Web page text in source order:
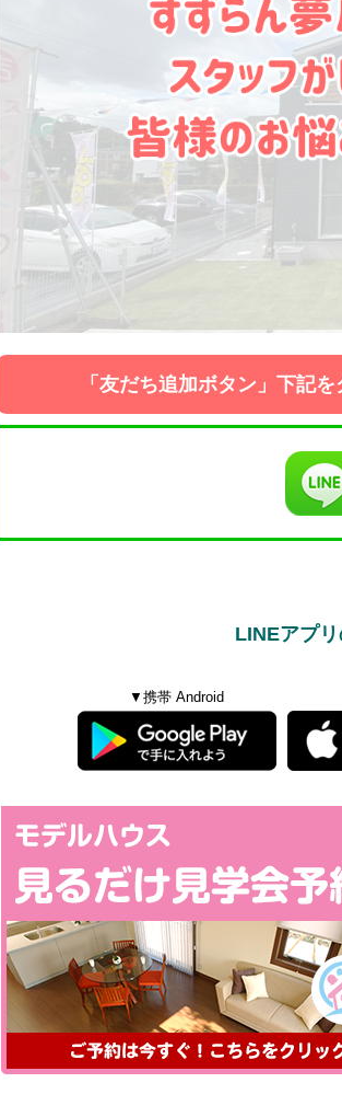
「友だち追加ボタン」下記
LINEアプ
▼携帯 Android